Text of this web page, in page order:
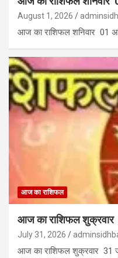
August 1, 2026
आज का राशिफल शनिवार 01
आज का राशिफल
आज का राशिफल
July 31, 2026
आज का राशिफल शुक्रवार 31